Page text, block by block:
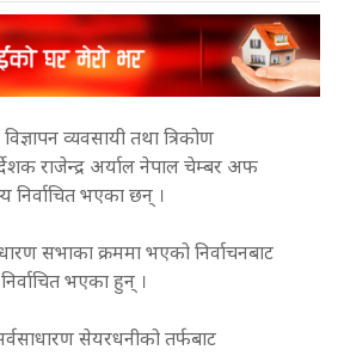
व्यवसायी तथा त्रिकोण
राजेन्द्र अर्याल नेपाल चेम्बर अफ
निर्वाचित भएका छन् ।
सभाका क्रममा भएको निर्वाचनबाट
भएका हुन् ।
सेयरधनीको तर्फबाट